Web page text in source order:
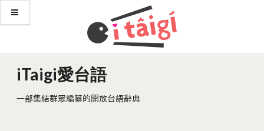
iTaigi愛台語
一部集結群眾編纂的開放台語辭典